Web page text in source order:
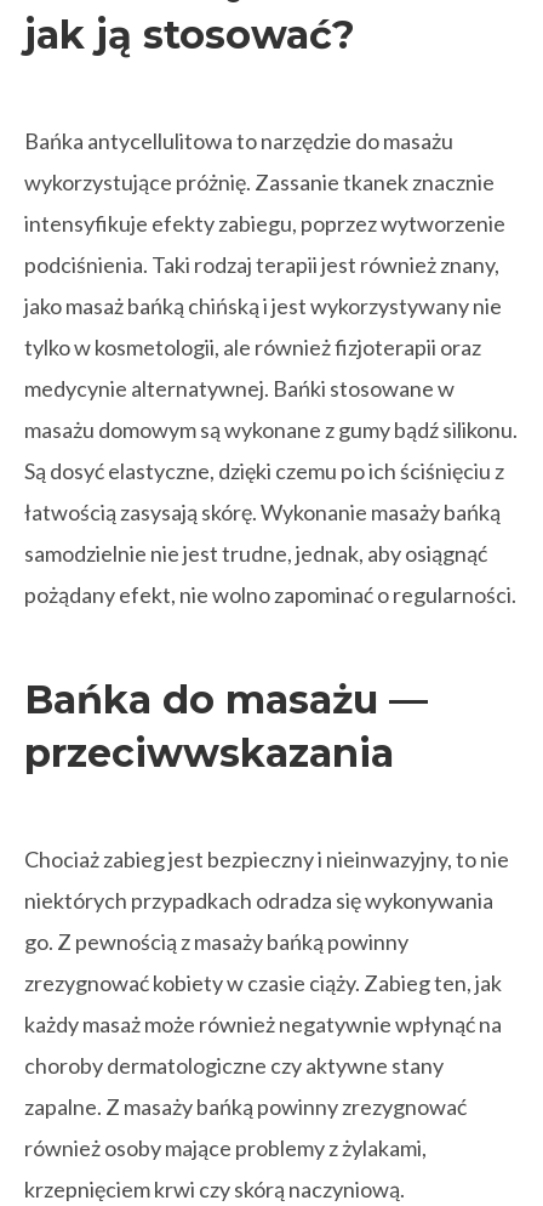
jak ją stosować?
Bańka antycellulitowa to narzędzie do masażu
wykorzystujące próżnię. Zassanie tkanek znacznie
intensyfikuje efekty zabiegu, poprzez wytworzenie
podciśnienia. Taki rodzaj terapii jest również znany,
jako masaż bańką chińską i jest wykorzystywany nie
tylko w kosmetologii, ale również fizjoterapii oraz
medycynie alternatywnej. Bańki stosowane w
masażu domowym są wykonane z gumy bądź silikonu.
Są dosyć elastyczne, dzięki czemu po ich ściśnięciu z
łatwością zasysają skórę. Wykonanie masaży bańką
samodzielnie nie jest trudne, jednak, aby osiągnąć
pożądany efekt, nie wolno zapominać o regularności.
Bańka do masażu —
przeciwwskazania
Chociaż zabieg jest bezpieczny i nieinwazyjny, to nie
niektórych przypadkach odradza się wykonywania
go. Z pewnością z masaży bańką powinny
zrezygnować kobiety w czasie ciąży. Zabieg ten, jak
każdy masaż może również negatywnie wpłynąć na
choroby dermatologiczne czy aktywne stany
zapalne. Z masaży bańką powinny zrezygnować
również osoby mające problemy z żylakami,
krzepnięciem krwi czy skórą naczyniową.